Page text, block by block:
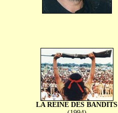
LA REINE DES BANDITS